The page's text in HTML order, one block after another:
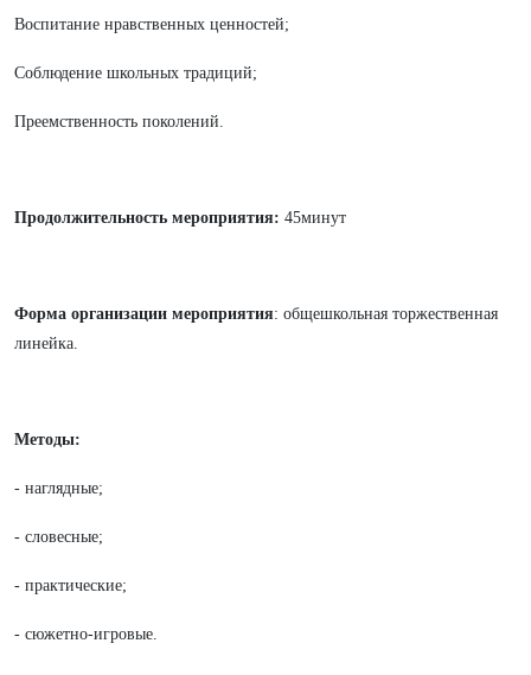
Воспитание нравственных ценностей;
Соблюдение школьных традиций;
Преемственность поколений.
Продолжительность мероприятия: 45минут
Форма организации мероприятия: общешкольная торжественная
линейка.
Методы:
- наглядные;
- словесные;
- практические;
- сюжетно-игровые.